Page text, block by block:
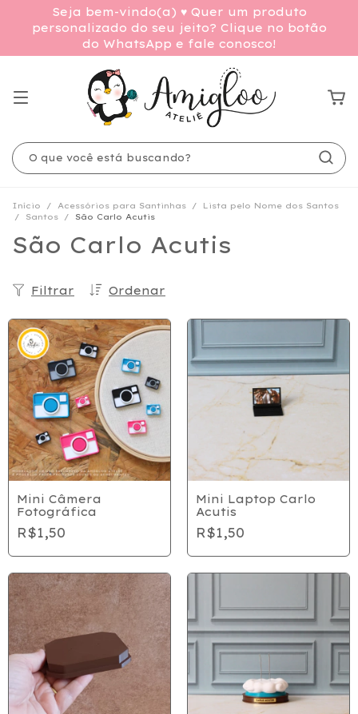
Seja bem-vindo(a) ♥ Quer um produto
personalizado do seu jeito? Clique no botão
do WhatsApp e fale conosco!
Início / Acessórios para Santinhas /
Lista pelo Nome dos Santos
/
Santos / São Carlo Acutis
São Carlo Acutis
Ordenar
Filtrar
Mini Câmera
Fotográfica
R$1,50
Mini Laptop Carlo
Acutis
R$1,50